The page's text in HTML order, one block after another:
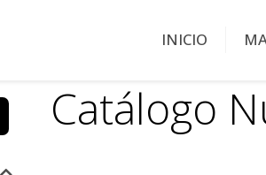
INICIO
Catálogo